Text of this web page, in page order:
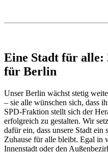
Eine Stadt für alle:
für Berlin
Unser Berlin wächst stetig
– sie alle wünschen sich, dass
SPD-Fraktion stellt sich der
erfolgreich zu gestalten. Wir
dafür ein, dass unsere Stadt ein
Zuhause für alle bleibt. Egal in
Innenstadt oder den